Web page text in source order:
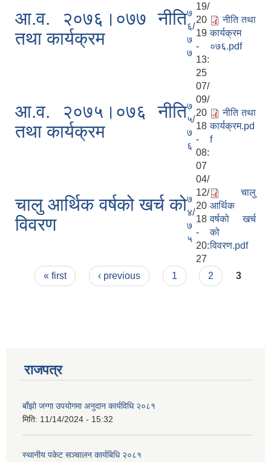
आ.व. २०७६।०७७ नीति
तथा कार्यक्रम
७
६/
७
७
19/
20
19
-
13:
25
नीति तथा
कार्यक्रम
०७६.pdf
आ.व. २०७५।०७६ नीति
तथा कार्यक्रम
७
५/
७
६
07/
09/
20
18
-
08:
07
नीति तथा
कार्यक्रम.pd
f
चालु आर्थिक वर्षको खर्च को
विवरण
७
४/
७
५
04/
12/
20
18
-
20:
27
चालु
आर्थिक
वर्षको खर्च
को
विवरण.pdf
Pages
« first ‹ previous 1 2 3
राजपत्र
बाँझो जग्गा उपयोगमा अनुदान कार्यविधि २०८१
मिति: 11/14/2024 - 15:32
स्थानीय पकेट सञ्चालन कार्यबिधि २०८१